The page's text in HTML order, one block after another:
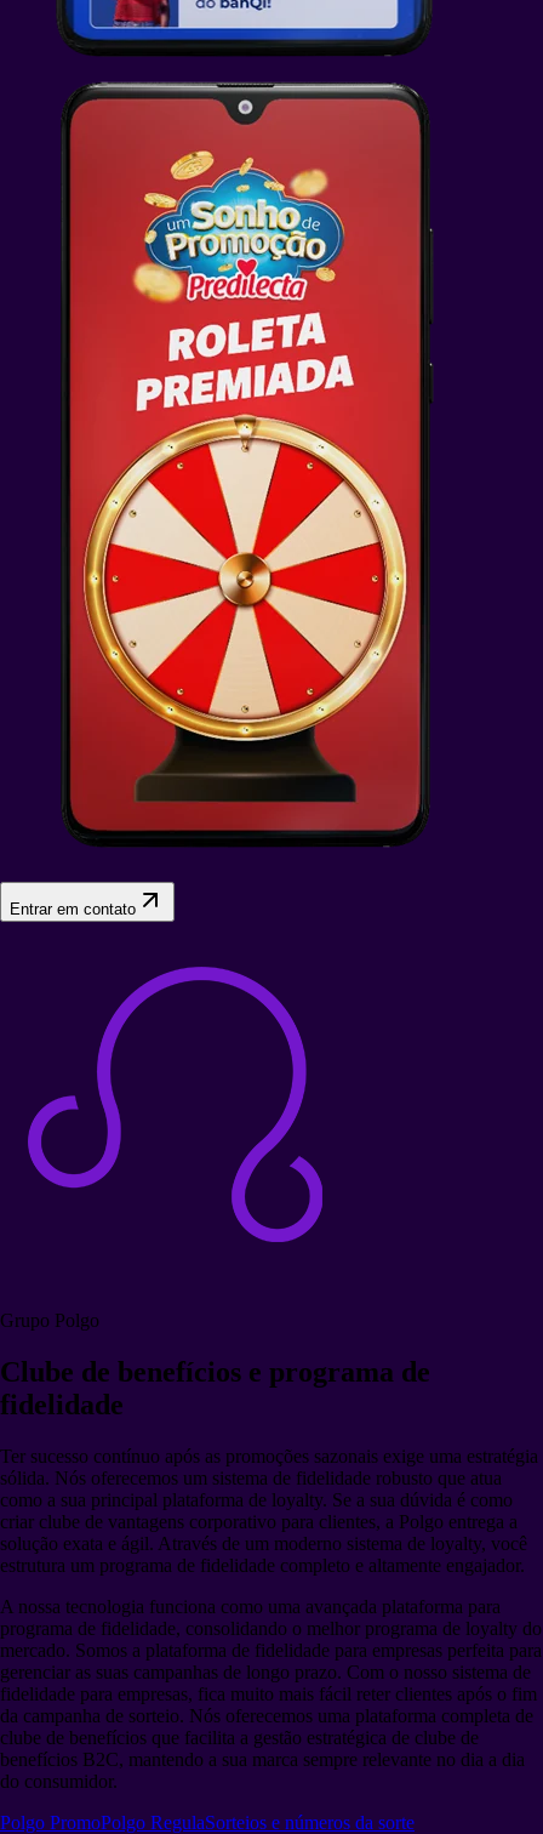
Entrar em contato
Grupo Polgo
Clube de benefícios e programa de
fidelidade
Ter sucesso contínuo após as promoções sazonais exige uma estratégia
sólida. Nós oferecemos um sistema de fidelidade robusto que atua
como a sua principal plataforma de loyalty. Se a sua dúvida é como
criar clube de vantagens corporativo para clientes, a Polgo entrega a
solução exata e ágil. Através de um moderno sistema de loyalty, você
estrutura um programa de fidelidade completo e altamente engajador.
A nossa tecnologia funciona como uma avançada plataforma para
programa de fidelidade, consolidando o melhor programa de loyalty do
mercado. Somos a plataforma de fidelidade para empresas perfeita para
gerenciar as suas campanhas de longo prazo. Com o nosso sistema de
fidelidade para empresas, fica muito mais fácil reter clientes após o fim
da campanha de sorteio. Nós oferecemos uma plataforma completa de
clube de benefícios que facilita a gestão estratégica de clube de
benefícios B2C, mantendo a sua marca sempre relevante no dia a dia
do consumidor.
Polgo PromoPolgo RegulaSorteios e números da sorte